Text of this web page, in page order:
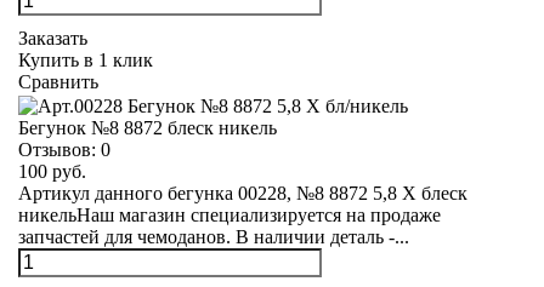
Заказать
Купить в 1 клик
Сравнить
Бегунок №8 8872 блеск никель
Отзывов: 0
100 руб.
Артикул данного бегунка 00228, №8 8872 5,8 Х блеск
никельНаш магазин специализируется на продаже
запчастей для чемоданов. В наличии деталь -...